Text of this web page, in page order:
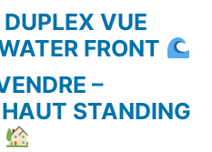
VUE
FRONT
–
STANDING